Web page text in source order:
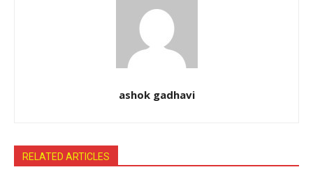
ashok gadhavi
RELATED ARTICLES